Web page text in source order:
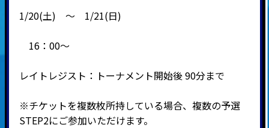
1/20(土) ～ 1/21(日)
16：00～
レイトレジスト：トーナメント開始後 90分まで
※チケットを複数枚所持している場合、複数の予選
STEP2にご参加いただけます。